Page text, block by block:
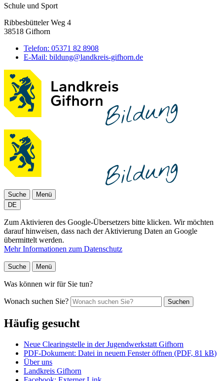
Schule und Sport
Ribbesbütteler Weg 4
38518 Gifhorn
Telefon: 05371 82 8908
E-Mail: bildung@landkreis-gifhorn.de
Suche
Menü
DE
Zum Aktivieren des Google-Übersetzers bitte klicken. Wir möchten
darauf hinweisen, dass nach der Aktivierung Daten an Google
übermittelt werden.
Mehr Informationen zum Datenschutz
Suche Menü
Was können wir für Sie tun?
Wonach suchen Sie? Suchen
Häufig gesucht
Neue Clearingstelle in der Jugendwerkstatt Gifhorn
PDF-Dokument: Datei in neuem Fenster öffnen (PDF, 81 kB)
Über uns
Landkreis Gifhorn